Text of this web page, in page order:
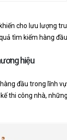
cho lưu lượng
tìm kiếm hàng
hiệu
đầu trong lĩnh
thi công nhà,